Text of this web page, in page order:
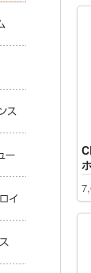
イクイリ
アークエ